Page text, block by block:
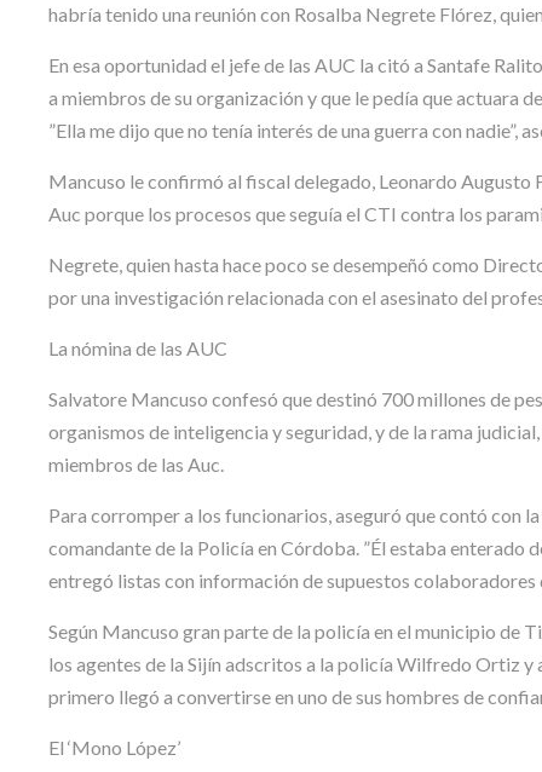
habría tenido una reunión con Rosalba Negrete Flórez,
En esa oportunidad el jefe de las AUC la citó a Santafe
a miembros de su organización y que le pedía que actuara
”Ella me dijo que no tenía interés de una guerra con nadie”,
Mancuso le confirmó al fiscal delegado, Leonardo Augusto
Auc porque los procesos que seguía el CTI contra los
Negrete, quien hasta hace poco se desempeñó como
por una investigación relacionada con el asesinato del
La nómina de las AUC
Salvatore Mancuso confesó que destinó 700 millones de
organismos de inteligencia y seguridad, y de la rama
miembros de las Auc.
Para corromper a los funcionarios, aseguró que contó con
comandante de la Policía en Córdoba. ”Él estaba enterado
entregó listas con información de supuestos colaboradores
Según Mancuso gran parte de la policía en el municipio de
los agentes de la Sijín adscritos a la policía Wilfredo Ortiz y
primero llegó a convertirse en uno de sus hombres de
El ‘Mono López’